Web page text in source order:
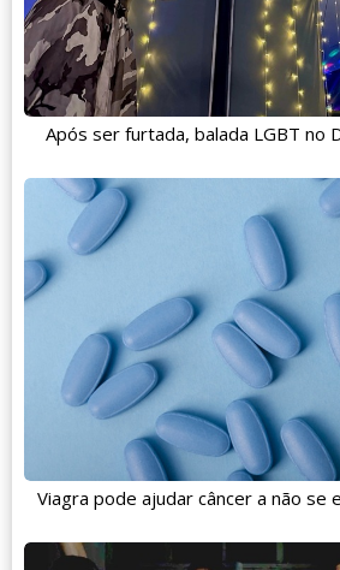
Após ser furtada, balada LGBT no
Viagra pode ajudar câncer a não se